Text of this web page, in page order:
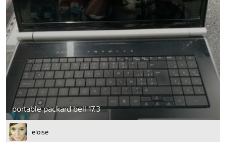
portable packard bell 17.3
eloise